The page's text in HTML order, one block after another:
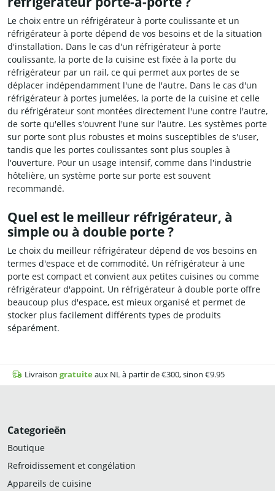
Le choix entre un réfrigérateur à porte coulissante et un
réfrigérateur à porte dépend de vos besoins et de la situation
d'installation. Dans le cas d'un réfrigérateur à porte
coulissante, la porte de la cuisine est fixée à la porte du
réfrigérateur par un rail, ce qui permet aux portes de se
déplacer indépendamment l'une de l'autre. Dans le cas d'un
réfrigérateur à portes jumelées, la porte de la cuisine et celle
du réfrigérateur sont montées directement l'une contre l'autre,
de sorte qu'elles s'ouvrent l'une sur l'autre. Les systèmes porte
sur porte sont plus robustes et moins susceptibles de s'user,
tandis que les portes coulissantes sont plus souples à
l'ouverture. Pour un usage intensif, comme dans l'industrie
hôtelière, un système porte sur porte est souvent
recommandé.
Quel est le meilleur réfrigérateur, à
simple ou à double porte ?
Le choix du meilleur réfrigérateur dépend de vos besoins en
termes d'espace et de commodité. Un réfrigérateur à une
porte est compact et convient aux petites cuisines ou comme
réfrigérateur d'appoint. Un réfrigérateur à double porte offre
beaucoup plus d'espace, est mieux organisé et permet de
stocker plus facilement différents types de produits
séparément.
Livraison gratuite aux NL à partir de €300, sinon €9.95
Categorieën
Boutique
Refroidissement et congélation
Appareils de cuisine